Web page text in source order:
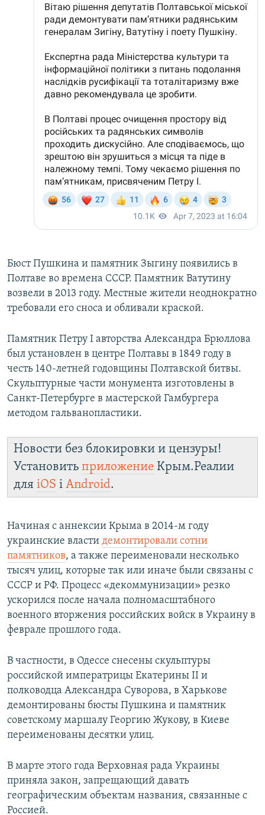
Бюст Пушкина и памятник Зыгину появились в
Полтаве во времена СССР. Памятник Ватутину
возвели в 2013 году. Местные жители неоднократно
требовали его сноса и обливали краской.
Памятник Петру I авторства Александра Брюллова
был установлен в центре Полтавы в 1849 году в
честь 140-летней годовщины Полтавской битвы.
Скульптурные части монумента изготовлены в
Санкт-Петербурге в мастерской Гамбургера
методом гальванопластики.
Новости без блокировки и цензуры!
Установить приложение Крым.Реалии
для iOS і Android.
Начиная с аннексии Крыма в 2014-м году
украинские власти демонтировали сотни
памятников, а также переименовали несколько
тысяч улиц, которые так или иначе были связаны с
СССР и РФ. Процесс «декоммунизации» резко
ускорился после начала полномасштабного
военного вторжения российских войск в Украину в
феврале прошлого года.
В частности, в Одессе снесены скульптуры
российской императрицы Екатерины II и
полководца Александра Суворова, в Харькове
демонтированы бюсты Пушкина и памятник
советскому маршалу Георгию Жукову, в Киеве
переименованы десятки улиц.
В марте этого года Верховная рада Украины
приняла закон, запрещающий давать
географическим объектам названия, связанные с
Россией.